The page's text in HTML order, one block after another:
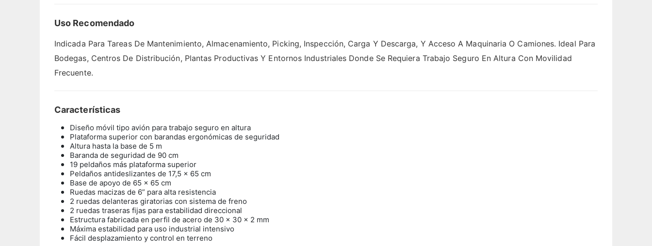
Uso Recomendado
Indicada Para Tareas De Mantenimiento, Almacenamiento, Picking, Inspección, Carga Y Descarga, Y Acceso A Maquinaria O Camiones. Ideal Para
Bodegas, Centros De Distribución, Plantas Productivas Y Entornos Industriales Donde Se Requiera Trabajo Seguro En Altura Con Movilidad
Frecuente.
Características
Diseño móvil tipo avión para trabajo seguro en altura
Plataforma superior con barandas ergonómicas de seguridad
Altura hasta la base de 5 m
Baranda de seguridad de 90 cm
19 peldaños más plataforma superior
Peldaños antideslizantes de 17,5 x 65 cm
Base de apoyo de 65 x 65 cm
Ruedas macizas de 6” para alta resistencia
2 ruedas delanteras giratorias con sistema de freno
2 ruedas traseras fijas para estabilidad direccional
Estructura fabricada en perfil de acero de 30 x 30 x 2 mm
Máxima estabilidad para uso industrial intensivo
Fácil desplazamiento y control en terreno